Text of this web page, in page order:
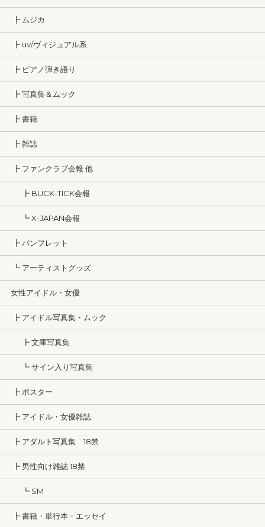
┣ ムジカ
┣ uv/ヴィジュアル系
┣ ピアノ弾き語り
┣ 写真集＆ムック
┣ 書籍
┣ 雑誌
┣ ファンクラブ会報 他
┣ BUCK-TICK会報
┗ X-JAPAN会報
┣ パンフレット
┗ アーティストグッズ
女性アイドル・女優
┣ アイドル写真集・ムック
┣ 文庫写真集
┗ サイン入り写真集
┣ ポスター
┣ アイドル・女優雑誌
┣ アダルト写真集 18禁
┣ 男性向け雑誌 18禁
┗ SM
┣ 書籍・単行本・エッセイ